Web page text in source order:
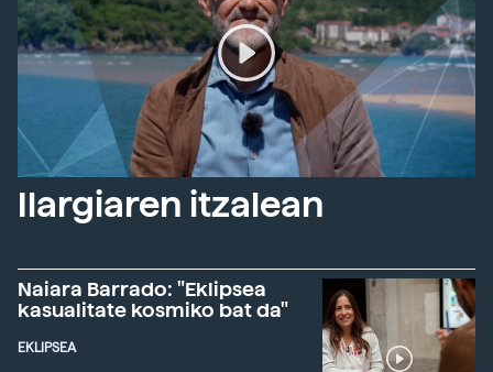
Ilargiaren itzalean
Naiara Barrado: "Eklipsea
kasualitate kosmiko bat da"
EKLIPSEA